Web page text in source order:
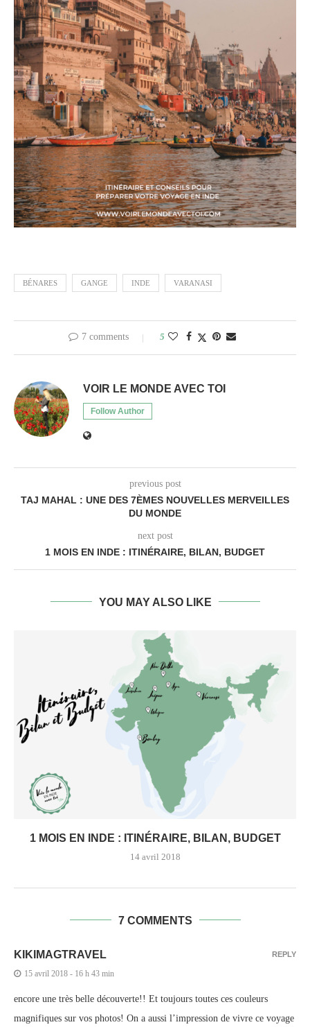
BÉNARES GANGE INDE VARANASI
7 comments 5
VOIR LE MONDE AVEC TOI
Follow Author
previous post
TAJ MAHAL : UNE DES 7ÈMES NOUVELLES MERVEILLES
DU MONDE
next post
1 MOIS EN INDE : ITINÉRAIRE, BILAN, BUDGET
YOU MAY ALSO LIKE
1 MOIS EN INDE : ITINÉRAIRE, BILAN, BUDGET
14 avril 2018
7 COMMENTS
KIKIMAGTRAVEL
15 avril 2018 - 16 h 43 min
encore une très belle découverte!! Et toujours toutes ces couleurs
magnifiques sur vos photos! On a aussi l’impression de vivre ce voyage
REPLY